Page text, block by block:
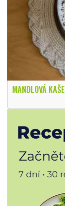
MANDLOVÁ KAŠE